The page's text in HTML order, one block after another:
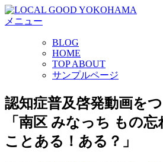
コ
ン
キ
ッ
プ
メニュー
BLOG
HOME
TOP ABOUT
サンプルページ
認知症普及啓発動画を
「南区 みなっち もの
ことある！ある？」